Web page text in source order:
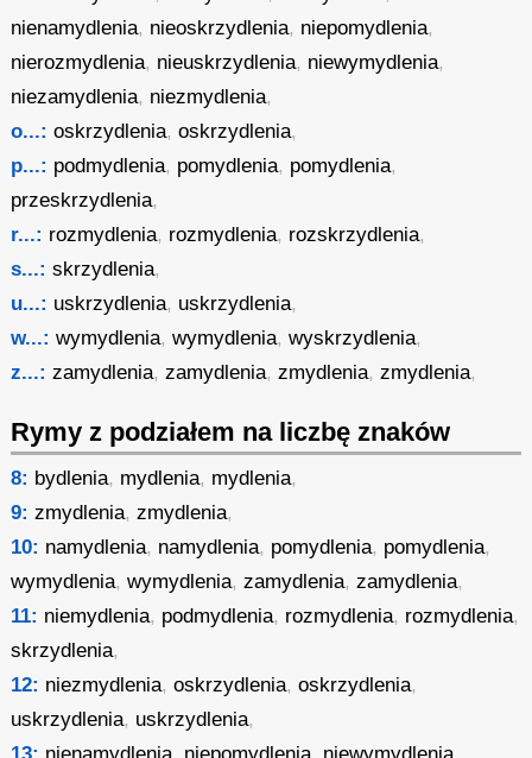
nienamydlenia, nieoskrzydlenia, niepomydlenia,
nierozmydlenia, nieuskrzydlenia, niewymydlenia,
niezamydlenia, niezmydlenia,
o...: oskrzydlenia,oskrzydlenia,
p...: podmydlenia, pomydlenia, pomydlenia,
przeskrzydlenia,
r...: rozmydlenia, rozmydlenia, rozskrzydlenia,
s...: skrzydlenia,
u...: uskrzydlenia, uskrzydlenia,
w...: wymydlenia,wymydlenia,wyskrzydlenia,
z...: zamydlenia,zamydlenia,zmydlenia,zmydlenia,
Rymy z podziałem na liczbę znaków
8: bydlenia, mydlenia, mydlenia,
9: zmydlenia,zmydlenia,
10: namydlenia, namydlenia, pomydlenia, pomydlenia,
wymydlenia,wymydlenia,zamydlenia,zamydlenia,
11: niemydlenia, podmydlenia, rozmydlenia, rozmydlenia,
skrzydlenia,
12: niezmydlenia,oskrzydlenia,oskrzydlenia,
uskrzydlenia, uskrzydlenia,